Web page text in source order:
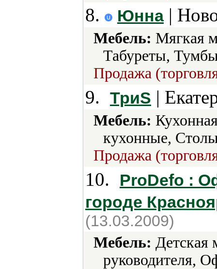
8. Юнна|
Мебель: Мягкая
Табуреты,
Продажа
9. ТриS |
Мебель:
кухонные,
Продажа
10.
ProDefo :
городе
(13.03.2009)
Мебель: Детская
руководителя,